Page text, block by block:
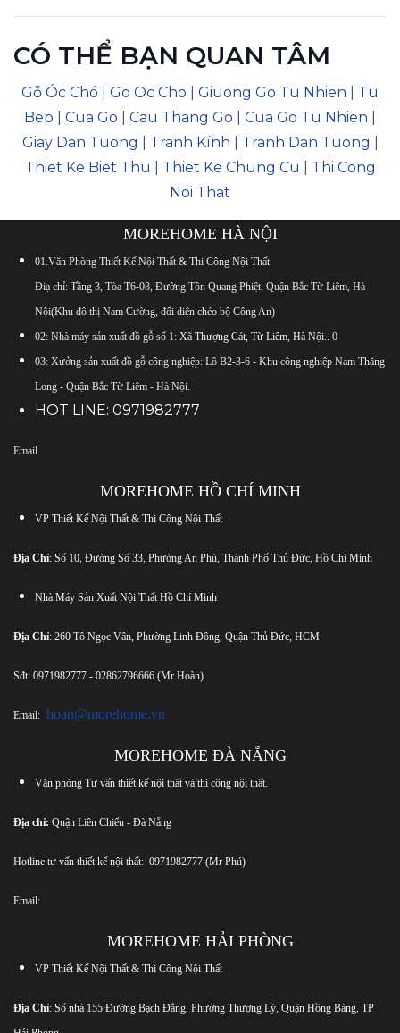
CÓ THỂ BẠN QUAN TÂM
Gỗ Óc Chó Go Oc Cho Giuong Go Tu Nhien
Tu
Bep
Cua Go Cau Thang Go Cua Go Tu Nhien
Giay Dan Tuong
Tranh Kính Tranh Dan Tuong
Thiet Ke Biet Thu
Thiet Ke Chung Cu
Thi Cong
Noi That
MOREHOME HÀ NỘI
01.Văn Phòng Thiết Kế Nội Thất & Thi Công Nội Thất
Điạ chỉ: Tầng 3, Tòa T6-08, Đường Tôn Quang Phiệt, Quận Bắc Từ Liêm, Hà
Nội(Khu đô thị Nam Cường, đối diện chéo bộ Công An)
02: Nhà máy sản xuất đồ gỗ số 1: Xã Thượng Cát, Từ Liêm, Hà Nội.
0
03: Xưởng sản xuất đồ gỗ công nghiệp: Lô B2-3-6 - Khu công nghiệp Nam Thăng
Long - Quận Bắc Từ Liêm - Hà Nội.
HOT LINE: 0971982777
Email
MOREHOME HỒ CHÍ MINH
VP Thiết Kế Nội Thất & Thi Công Nội Thất
Địa Chỉ: Số 10, Đường Số 33, Phường An Phú, Thành Phố Thủ Đức, Hồ Chí Minh
Nhà Máy Sản Xuất Nội Thất Hồ Chí Minh
Địa Chỉ: 260 Tô Ngọc Vân, Phường Linh Đông, Quận Thủ Đức, HCM
Sđt: 0971982777 - 02862796666 (Mr Hoàn)
Email: hoan@morehome.vn
MOREHOME ĐÀ NẴNG
Văn phòng Tư vấn thiết kế nội thất và thi công nội thất.
Địa chỉ: Quận Liên Chiểu - Đà Nẵng
Hotline tư vấn thiết kế nội thất: 0971982777 (Mr Phú)
Email:
MOREHOME HẢI PHÒNG
VP Thiết Kế Nội Thất & Thi Công Nội Thất
Địa Chỉ: Số nhà 155 Đường Bạch Đằng, Phường Thượng Lý, Quận Hồng Bàng, TP